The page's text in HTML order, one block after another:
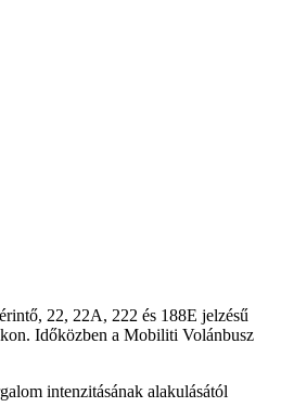
22, 22A, 222 és 188E jelzésű
Időközben a Mobiliti Volánbusz
intenzitásának alakulásától